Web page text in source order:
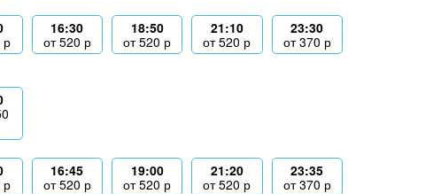
р
16:30
от520 р
18:50
от520 р
21:10
от520 р
23:30
от370 р
р
16:45
от520 р
19:00
от520 р
21:20
от520 р
23:35
от370 р